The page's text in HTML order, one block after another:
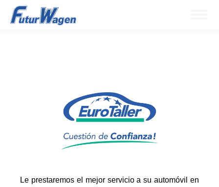
Le prestaremos el mejor servicio a su automóvil en